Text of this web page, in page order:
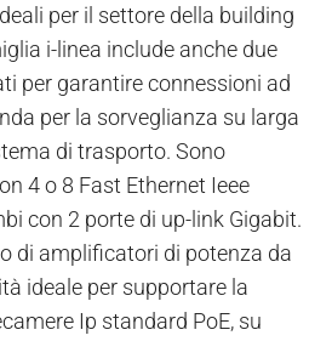
per il settore della building
i-linea include anche due
per garantire connessioni ad
per la sorveglianza su larga
di trasporto. Sono
4 o 8 Fast Ethernet Ieee
con 2 porte di up-link Gigabit.
di amplificatori di potenza da
ideale per supportare la
Ip standard PoE, su